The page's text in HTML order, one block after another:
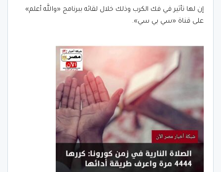
إن لها تأثير في فك الكرب وذلك خلال لقائه ببرنامج «والله أعلم»
على قناة «سي بي سي».